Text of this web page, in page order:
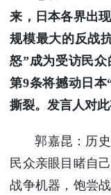
来，日本各界出
规模最大的反战
怒”成为受访民
第9条将撼动日
撕裂。发言人对
郭嘉昆：历
民众亲眼目睹自
战争机器，饱尝